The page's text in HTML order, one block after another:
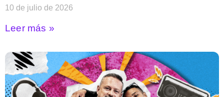
10 de julio de 2026
Leer más »